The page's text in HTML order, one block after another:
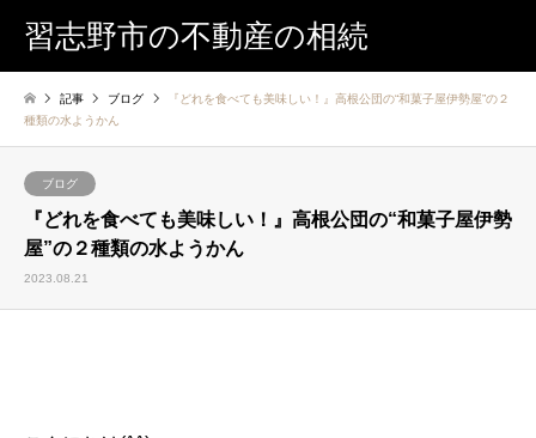
習志野市の不動産の相続
記事 ブログ
『どれを食べても美味しい！』高根公団の“和菓子屋伊勢屋”の２
種類の水ようかん
ブログ
『どれを食べても美味しい！』高根公団の“和菓子屋伊勢
屋”の２種類の水ようかん
2023.08.21